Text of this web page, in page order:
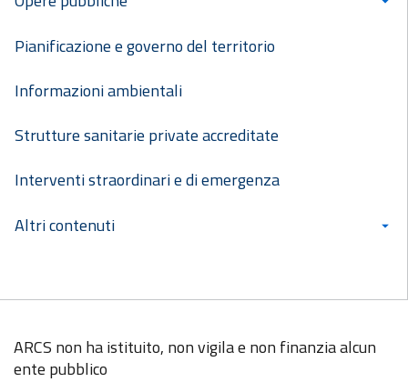
Pianificazione e governo del territorio
Informazioni ambientali
Strutture sanitarie private accreditate
Interventi straordinari e di emergenza
Altri contenuti
ARCS non ha istituito, non vigila e non finanzia alcun
ente pubblico